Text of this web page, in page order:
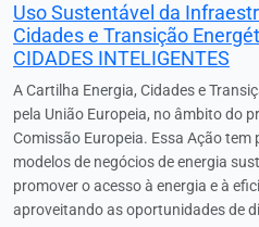
Uso Sustentável da
Cidades e Transição
CIDADES INTELIGENTES
A Cartilha Energia, Cidades e
pela União Europeia, no âmbito do
Comissão Europeia. Essa Ação
modelos de negócios de energia
promover o acesso à energia e à
aproveitando as oportunidades de